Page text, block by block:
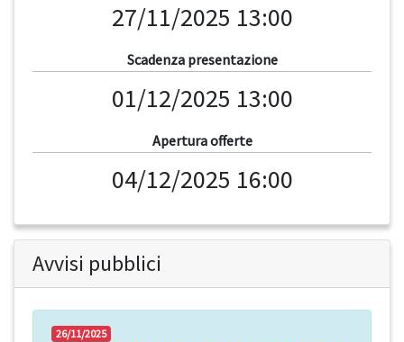
27/11/2025 13:00
Scadenza presentazione
01/12/2025 13:00
Apertura offerte
04/12/2025 16:00
Avvisi pubblici
26/11/2025